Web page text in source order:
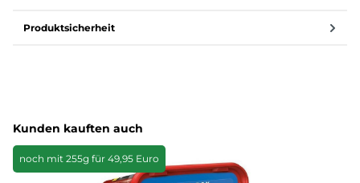
Produktsicherheit
Produktgalerie überspringen
Kunden kauften auch
noch mit 255g für 49,95 Euro